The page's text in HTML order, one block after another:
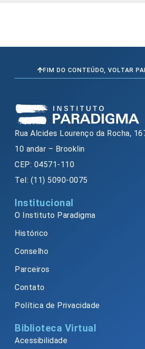
FIM DO CONTEÚDO, VOLTAR
Rua Alcides Lourenço da Rocha,
10 andar – Brooklin
CEP: 04571-110
Tel: (11) 5090-0075
Institucional
O Instituto Paradigma
Histórico
Conselho
Parceiros
Contato
Política de Privacidade
Biblioteca Virtual
Acessibilidade